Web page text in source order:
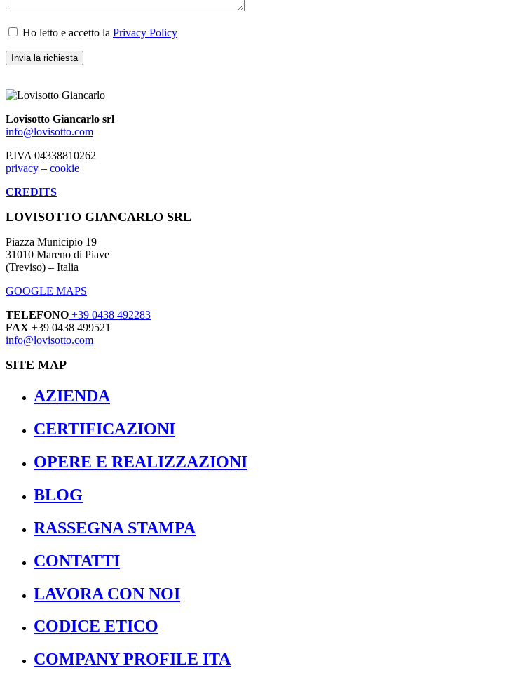
Ho letto e accetto la Privacy Policy
Lovisotto Giancarlo srl
info@lovisotto.com
P.IVA 04338810262
privacy – cookie
CREDITS
LOVISOTTO GIANCARLO SRL
Piazza Municipio 19
31010 Mareno di Piave
(Treviso) – Italia
GOOGLE MAPS
TELEFONO +39 0438 492283
FAX +39 0438 499521
info@lovisotto.com
SITE MAP
AZIENDA
CERTIFICAZIONI
OPERE E REALIZZAZIONI
BLOG
RASSEGNA STAMPA
CONTATTI
LAVORA CON NOI
CODICE ETICO
COMPANY PROFILE ITA